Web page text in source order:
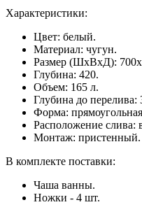
Характеристики:
Цвет: белый.
Материал: чугун.
Размер (ШхВхД):
Глубина: 420.
Объем: 165 л.
Глубина до перелива:
Форма:
Расположение слива:
Монтаж: пристенный.
В комплекте поставки:
Чаша ванны.
Ножки - 4 шт.